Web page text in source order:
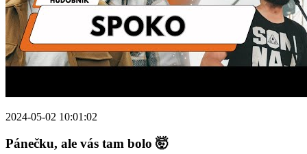
2024-05-02 10:01:02
Pánečku, ale vás tam bolo 🤯